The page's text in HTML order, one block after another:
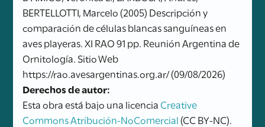
BERTELLOTTI, Marcelo (2005) Descripción y
comparación de células blancas sanguíneas en
aves playeras. XI RAO 91 pp. Reunión Argentina de
Ornitología. Sitio Web
https://rao.avesargentinas.org.ar/ (09/08/2026)
Derechos de autor:
Esta obra está bajo una licencia Creative
Commons Atribución-NoComercial(CC BY-NC).